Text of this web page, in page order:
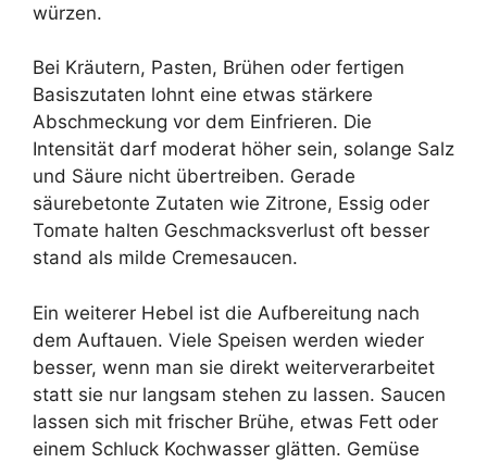
würzen.
Bei Kräutern, Pasten, Brühen oder fertigen
Basiszutaten lohnt eine etwas stärkere
Abschmeckung vor dem Einfrieren. Die
Intensität darf moderat höher sein, solange Salz
und Säure nicht übertreiben. Gerade
säurebetonte Zutaten wie Zitrone, Essig oder
Tomate halten Geschmacksverlust oft besser
stand als milde Cremesaucen.
Ein weiterer Hebel ist die Aufbereitung nach
dem Auftauen. Viele Speisen werden wieder
besser, wenn man sie direkt weiterverarbeitet
statt sie nur langsam stehen zu lassen. Saucen
lassen sich mit frischer Brühe, etwas Fett oder
einem Schluck Kochwasser glätten. Gemüse